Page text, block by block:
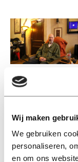
Wij maken
We gebruiken
personaliseren,
en om ons